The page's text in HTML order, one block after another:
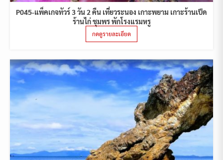
P045-แพ็คเกจทัวร์ 3 วัน 2 คืน เที่ยวระนอง เกาะพยาม เกาะร้านเป็ด
ร้านไก่ ชุมพร พักโรงแรมหรู
กดดูรายละเอียด